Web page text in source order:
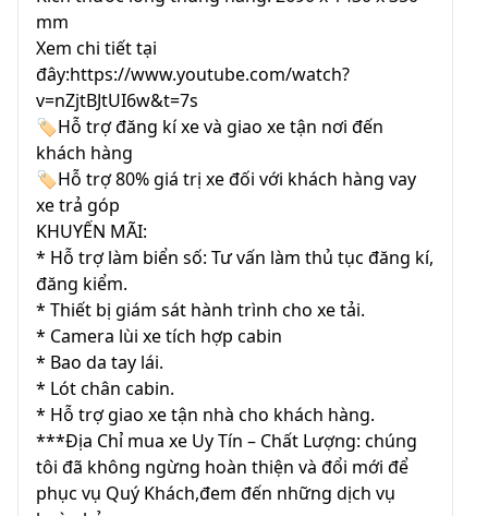
mm
Xem chi tiết tại
đây:https://www.youtube.com/watch?
v=nZjtBJtUI6w&t=7s
🏷Hỗ trợ đăng kí xe và giao xe tận nơi đến
khách hàng
🏷Hỗ trợ 80% giá trị xe đối với khách hàng vay
xe trả góp
KHUYẾN MÃI:
* Hỗ trợ làm biển số: Tư vấn làm thủ tục đăng kí,
đăng kiểm.
* Thiết bị giám sát hành trình cho xe tải.
* Camera lùi xe tích hợp cabin
* Bao da tay lái.
* Lót chân cabin.
* Hỗ trợ giao xe tận nhà cho khách hàng.
***Địa Chỉ mua xe Uy Tín – Chất Lượng: chúng
tôi đã không ngừng hoàn thiện và đổi mới để
phục vụ Quý Khách,đem đến những dịch vụ